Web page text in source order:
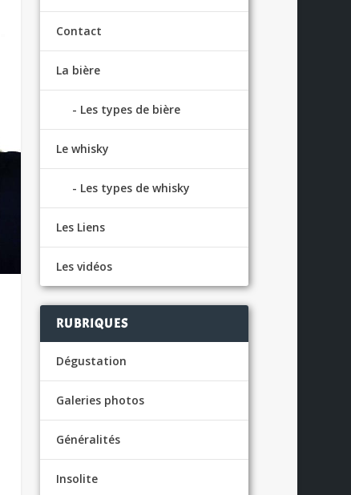
Contact
La bière
Les types de bière
Le whisky
Les types de whisky
Les Liens
Les vidéos
RUBRIQUES
Dégustation
Galeries photos
Généralités
Insolite